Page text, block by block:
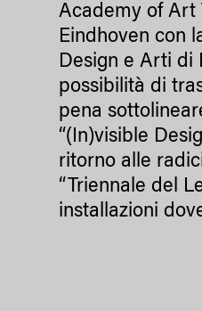
Academy of Art
Eindhoven con
Design e Arti di
possibilità di
pena
“(In)visible
ritorno alle
“Triennale del
installazioni